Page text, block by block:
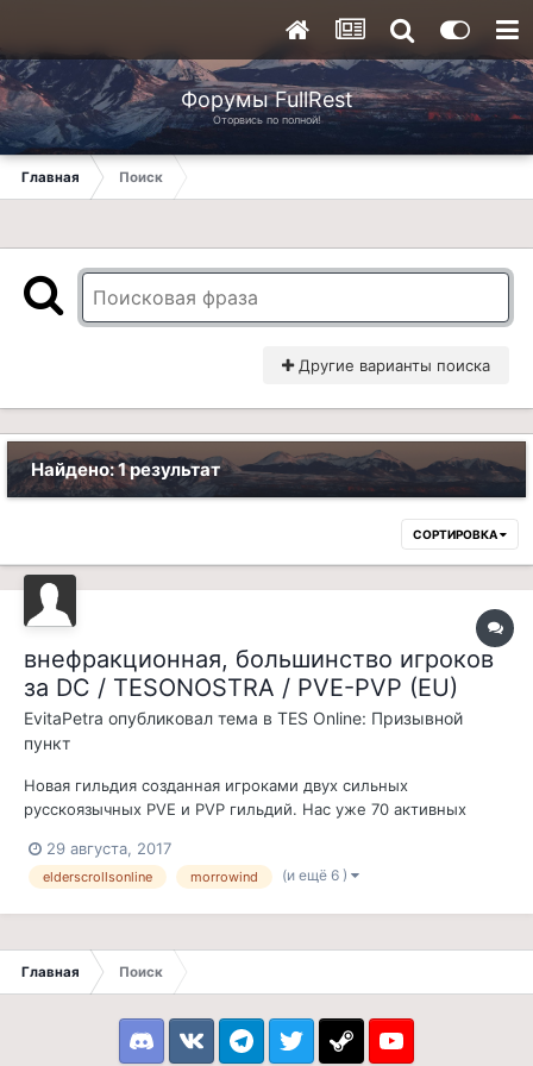
Форумы FullRest
Оторвись по полной!
Главная Поиск
Другие варианты поиска
Найдено: 1 результат
СОРТИРОВКА
внефракционная, большинство игроков
за DC / TESONOSTRA / PVE-PVP (EU)
EvitaPetra опубликовал тема в TES Online: Призывной
пункт
Новая гильдия созданная игроками двух сильных
русскоязычных PVE и PVP гильдий. Нас уже 70 активных
каждым днем. Основным PVP альянсом выбраны синие, но
для нас не имеет значение раса вашего персонажа, главное-
29 августа, 2017
elderscrollsonline morrowind (и ещё 6 )
Главная Поиск
DiscordVK TelegramTwitter Steam Youtube